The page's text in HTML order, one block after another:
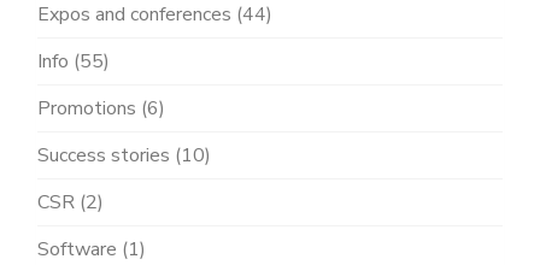
Expos and conferences (44)
Info (55)
Promotions (6)
Success stories (10)
CSR (2)
Software (1)